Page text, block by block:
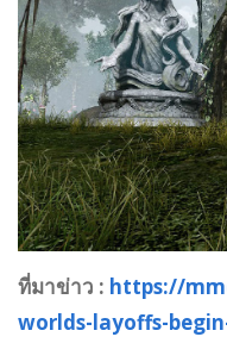
ที่มาข่าว : https://
worlds-layoffs-